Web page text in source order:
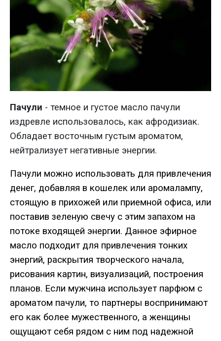
Пачули - темное и густое масло пачули
издревле использовалось, как афродизиак.
Обладает восточным густым ароматом,
нейтрализует негативные энергии.
Пачули можно использовать для привлечения
денег, добавляя в кошелек или аромалампу,
стоящую в прихожей или приемной офиса, или
поставив зеленую свечу с этим запахом на
потоке входящей энергии. Данное эфирное
масло подходит для привлечения тонких
энергий, раскрытия творческого начала,
рисования картин, визуализаций, построения
планов. Если мужчина использует парфюм с
ароматом пачули, то партнеры воспринимают
его как более мужественного, а женщины
ощущают себя рядом с ним под надежной